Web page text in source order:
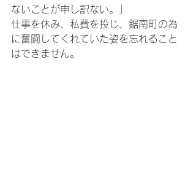
ないことが申し訳ない。」
仕事を休み、私費を投じ、鋸南町の為
に奮闘してくれていた姿を忘れること
はできません。